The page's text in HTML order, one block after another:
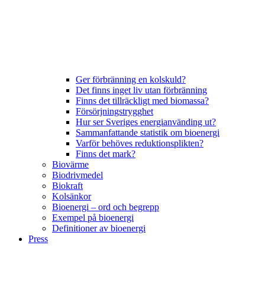
Ger förbränning en kolskuld?
Det finns inget liv utan förbränning
Finns det tillräckligt med biomassa?
Försörjningstrygghet
Hur ser Sveriges energianvänding ut?
Sammanfattande statistik om bioenergi
Varför behöves reduktionsplikten?
Finns det mark?
Biovärme
Biodrivmedel
Biokraft
Kolsänkor
Bioenergi – ord och begrepp
Exempel på bioenergi
Definitioner av bioenergi
Press